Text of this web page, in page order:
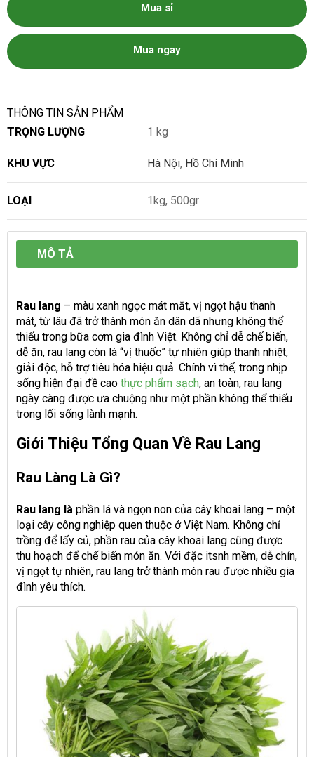
Mua sỉ
Mua ngay
THÔNG TIN SẢN PHẨM
TRỌNG LƯỢNG
1 kg
KHU VỰC Hà Nội, Hồ Chí Minh
LOẠI 1kg, 500gr
MÔ TẢ
Rau lang – màu xanh ngọc mát mắt, vị ngọt hậu thanh
mát, từ lâu đã trở thành món ăn dân dã nhưng không thể
thiếu trong bữa cơm gia đình Việt. Không chỉ dễ chế biến,
dễ ăn, rau lang còn là “vị thuốc” tự nhiên giúp thanh nhiệt,
giải độc, hỗ trợ tiêu hóa hiệu quả. Chính vì thế, trong nhịp
sống hiện đại đề cao thực phẩm sạch, an toàn, rau lang
ngày càng được ưa chuộng như một phần không thể thiếu
trong lối sống lành mạnh.
Giới Thiệu Tổng Quan Về Rau Lang
Rau Làng Là Gì?
Rau lang là phần lá và ngọn non của cây khoai lang – một
loại cây công nghiệp quen thuộc ở Việt Nam. Không chỉ
trồng để lấy củ, phần rau của cây khoai lang cũng được
thu hoạch để chế biến món ăn. Với đặc itsnh mềm, dễ chín,
vị ngọt tự nhiên, rau lang trở thành món rau được nhiều gia
đình yêu thích.